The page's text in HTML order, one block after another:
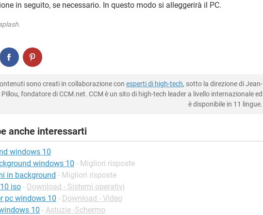
in seguito, se necessario. In questo modo si alleggerirà il PC.
sono creati in collaborazione con esperti di high-tech, sotto la direzione di Jean-
fondatore di CCM.net. CCM è un sito di high-tech leader a livello internazionale ed
è disponibile in 11 lingue.
anche interessarti
windows 10
windows 10 - Migliori risposte
in background - Migliori risposte
iso - Download - Sistemi operativi
pc windows 10 - Download - Video
10 - Astuzie -Schermo